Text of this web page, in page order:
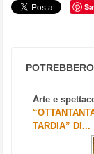
Arte e
TARDIA” DI...